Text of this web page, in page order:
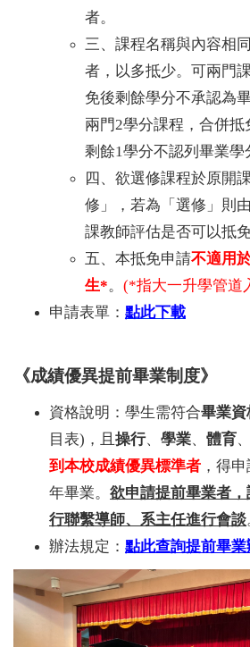
者。
三、課程名稱與內容相
者，以多抵少。可兩門
免後剩餘學分不承認為
兩門2學分課程，合併抵
剩餘1學分不認列畢業學
四、欲選修課程於原開
修」，若為「選修」則
課教師評估是否可以抵免
五、本抵免申請不適用
生*。 (*指大一升學管道
申請表單： 點此下載
《成績優異提前畢業制度》
資格說明：學生需符合畢業資
目表)，且 操行、 學業、 體育
到本校成績優異標準者 ，得
年畢業。 欲申請提前畢業者
行聯繫導師、系主任進行會談
辦法規定： 點此查詢提前畢業